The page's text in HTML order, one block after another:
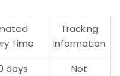
Time
Tracking
Information
days
Not